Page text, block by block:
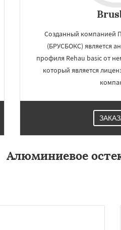
Созданный компанией
(БРУСБОКС) является
профиля Rehau basic от
который является
Алюминиевое